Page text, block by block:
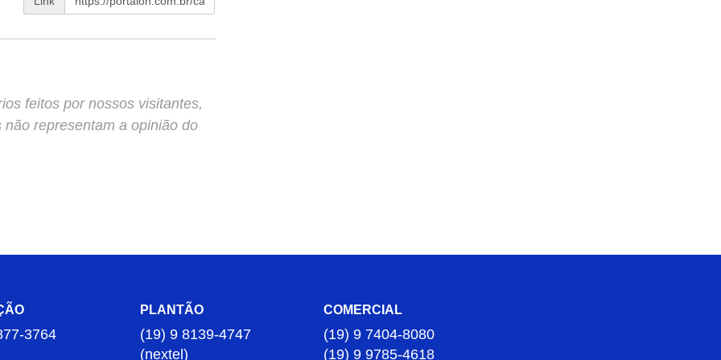
feitos por nossos visitantes,
representam a opinião do
3764
PLANTÃO
(19) 9 8139-4747
(nextel)
COMERCIAL
(19) 9 7404-8080
(19) 9 9785-4618